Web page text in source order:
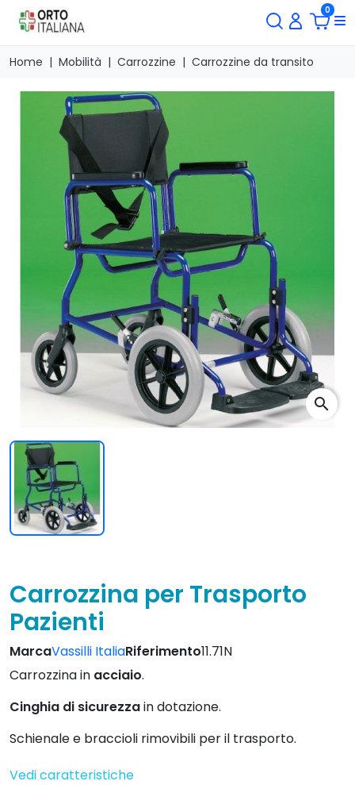
0
Home Mobilità Carrozzine Carrozzine da transito
search
Carrozzina per Trasporto
Pazienti
MarcaVassilli ItaliaRiferimento11.71N
Carrozzina in acciaio.
Cinghia di sicurezzain dotazione.
Schienale e braccioli rimovibili per il trasporto.
Vedi caratteristiche